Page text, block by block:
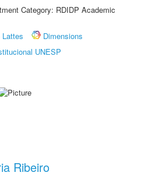
Category: RDIDP Academic
Lattes
Dimensions
UNESP
Ribeiro